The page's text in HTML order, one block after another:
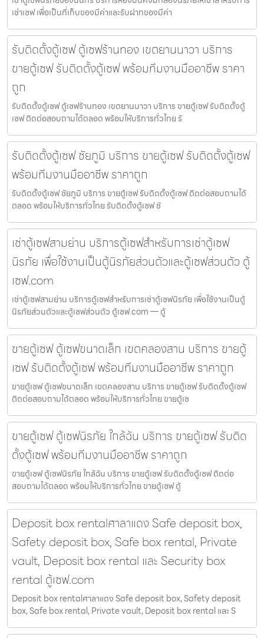
เช่าเซฟ เพื่อเป็นที่เก็บของมีค่าและรับฝากของมีค่า
รับติดตั้งตู้เซฟ ตู้เซฟร้านทอง เขตยานนาวา บริการ
ขายตู้เซฟ รับติดตั้งตู้เซฟ พร้อมทีมงานมืออาชีพ ราคา
ถูก
รับติดตั้งตู้เซฟ ตู้เซฟร้านทอง เขตยานนาวา บริการ ขายตู้เซฟ รับติดตั้งตู้
เซฟ ติดต่อสอบถามได้ตลอด พร้อมให้บริการทั่วไทย รั
รับติดตั้งตู้เซฟ ชัยภูมิ บริการ ขายตู้เซฟ รับติดตั้งตู้เซฟ
พร้อมทีมงานมืออาชีพ ราคาถูก
รับติดตั้งตู้เซฟ ชัยภูมิ บริการ ขายตู้เซฟ รับติดตั้งตู้เซฟ ติดต่อสอบถามได้
ตลอด พร้อมให้บริการทั่วไทย รับติดตั้งตู้เซฟ ชั
เช่าตู้เซฟสามย่าน บริการตู้เซฟสำหรับการเช่าตู้เซฟ
นิรภัย เพื่อใช้งานเป็นตู้นิรภัยส่วนตัวและตู้เซฟส่วนตัว ตู้
เซฟ.com
เช่าตู้เซฟสามย่าน บริการตู้เซฟสำหรับการเช่าตู้เซฟนิรภัย เพื่อใช้งานเป็นตู้
นิรภัยส่วนตัวและตู้เซฟส่วนตัว ตู้เซฟ.com — ตู้
ขายตู้เซฟ ตู้เซฟขนาดเล็ก เขตคลองสาน บริการ ขายตู้
เซฟ รับติดตั้งตู้เซฟ พร้อมทีมงานมืออาชีพ ราคาถูก
ขายตู้เซฟ ตู้เซฟขนาดเล็ก เขตคลองสาน บริการ ขายตู้เซฟ รับติดตั้งตู้เซฟ
ติดต่อสอบถามได้ตลอด พร้อมให้บริการทั่วไทย ขายตู้เซ
ขายตู้เซฟ ตู้เซฟนิรภัย ใกล้ฉัน บริการ ขายตู้เซฟ รับติด
ตั้งตู้เซฟ พร้อมทีมงานมืออาชีพ ราคาถูก
ขายตู้เซฟ ตู้เซฟนิรภัย ใกล้ฉัน บริการ ขายตู้เซฟ รับติดตั้งตู้เซฟ ติดต่อ
สอบถามได้ตลอด พร้อมให้บริการทั่วไทย ขายตู้เซฟ ตู้
Deposit box rentalศาลาแดง Safe deposit box,
Safety deposit box, Safe box rental, Private
vault, Deposit box rental และ Security box
rental ตู้เซฟ.com
Deposit box rentalศาลาแดง Safe deposit box, Safety deposit
box, Safe box rental, Private vault, Deposit box rental และ S